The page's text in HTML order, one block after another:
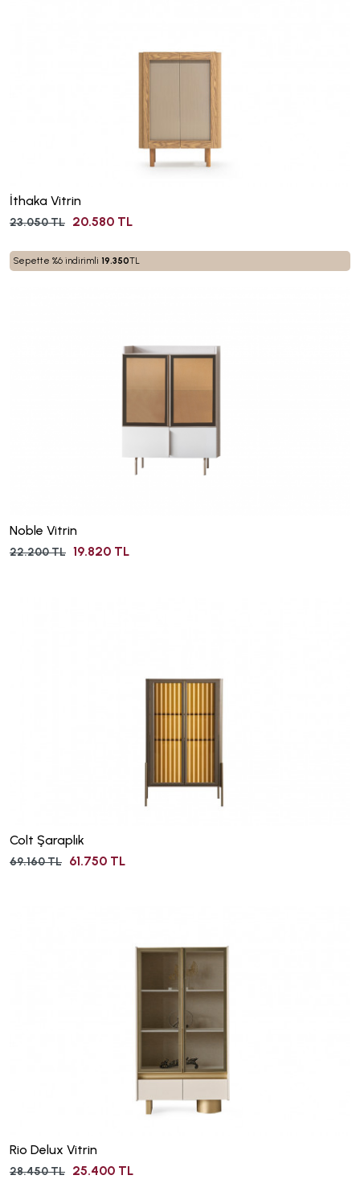
İthaka Vitrin
23.050 TL 20.580 TL
Sepette %6 indirimli 19.350TL
Noble Vitrin
22.200 TL 19.820 TL
Colt Şaraplık
69.160 TL 61.750 TL
Rio Delux Vitrin
28.450 TL 25.400 TL